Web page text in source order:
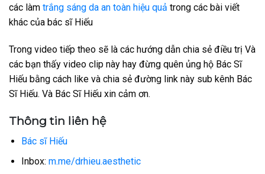
các làm trắng sáng da an toàn hiệu quả trong các bài viết
khác của bác sĩ Hiếu
Trong video tiếp theo sẽ là các hướng dẫn chia sẻ điều trị Và
các bạn thấy video clip này hay đừng quên ủng hộ Bác Sĩ
Hiếu bằng cách like và chia sẻ đường link này sub kênh Bác
Sĩ Hiếu. Và Bác Sĩ Hiếu xin cảm ơn.
Thông tin liên hệ
Bác sĩ Hiếu
Inbox: m.me/drhieu.aesthetic